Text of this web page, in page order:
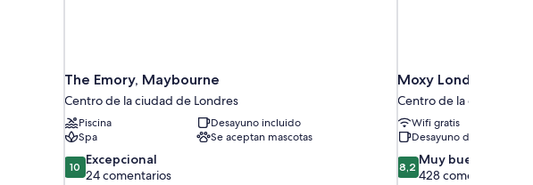
The Emory, Maybourne
Centro de la ciudad de Londres
Piscina
Desayuno incluido
Spa
Se aceptan mascotas
10.0
sobre
10 Excepcional
24 comentarios
Moxy London
Centro de la ciudad de
Wifi gratis
Desayuno disponible
8.2
sobre
8,2 Muy bueno
428 comentarios